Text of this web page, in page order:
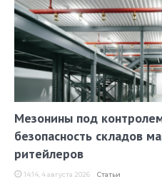
Мезонины под
безопасность складов
ритейлеров
14:14, 4 августа 2026 Статьи